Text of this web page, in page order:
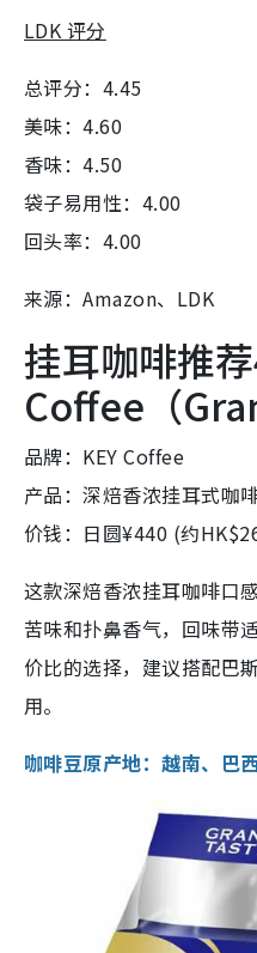
LDK 评分
总评分：4.45
美味：4.60
香味：4.50
袋子易用性：4.00
回头率：4.00
来源：Amazon、LDK
挂耳咖啡推
Coffee（
品牌：KEY Coffee
产品：深焙香浓挂耳式咖
价钱：日圆¥440 (约
这款深焙香浓挂耳咖啡口
苦味和扑鼻香气，回味带
价比的选择，建议搭配巴
用。
咖啡豆原产地：越南、巴